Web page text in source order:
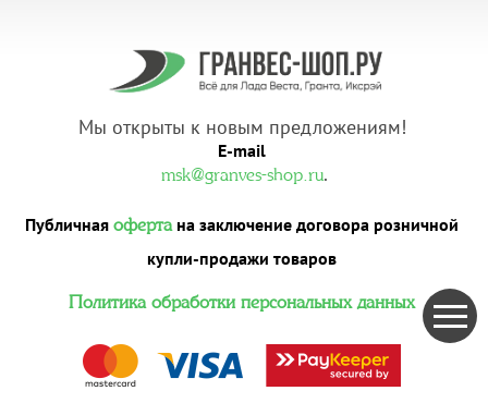
Мы открыты к новым предложениям!
E-mail
msk@granves-shop.ru.
Публичная офертана заключение договора розничной
купли-продажи товаров
Политика обработки персональных данных